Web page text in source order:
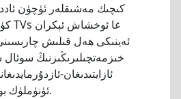
كىچىك مەشىقلەر ئۈچۈن
ئەينىكى ھەل قىلىش
خىزمەتچىلىرىڭىزنىڭ
ئازايتىدىغان-
ئۈنۈملۈك بولسا، ئاندىن كېڭەيتىڭ.